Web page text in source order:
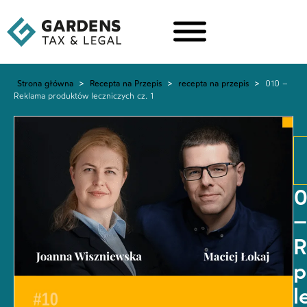
Strona główna > Recepta na Przepis > recepta na przepis >
010 –
Reklama produktów leczniczych cz. 1
–